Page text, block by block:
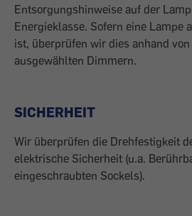
Entsorgungshinweise auf der
Energieklasse. Sofern eine Lampe
ist, überprüfen wir dies anhand
ausgewählten Dimmern.
SICHERHEIT
Wir überprüfen die Drehfestigkeit
elektrische Sicherheit (u.a.
eingeschraubten Sockels).